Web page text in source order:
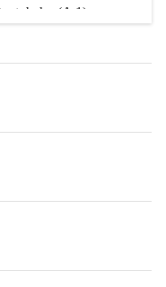
(A 1).
Wien sowie
Bauernhöfe hatten
Wiener
Wegen des
Jagdpächter ihre
die bedeutendste
durch
dazu ein. Gefördert